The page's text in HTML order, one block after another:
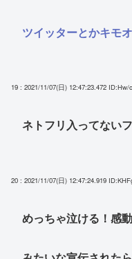
ツイッターとかキモ
19 : 2021/11/07(日) 12:47:23.472 ID:Hw/
ネトフリ入ってない
20 : 2021/11/07(日) 12:47:24.919
めっちゃ泣ける！感動